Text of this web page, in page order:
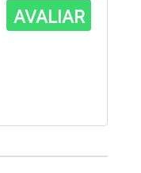
AVALIAR